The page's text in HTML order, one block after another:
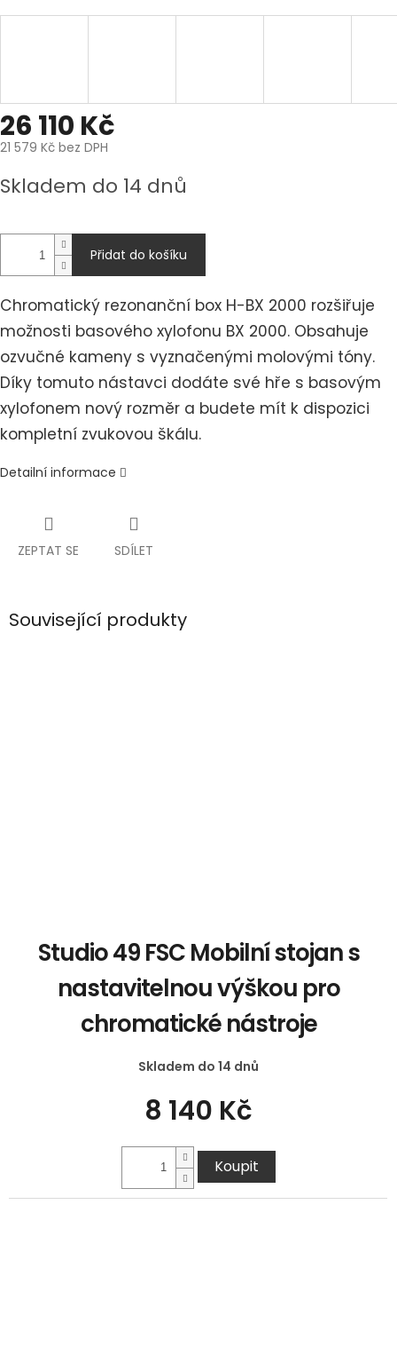
26 110 Kč
21 579 Kč bez DPH
cena:
Skladem do 14 dnů
Přidat do košíku
Chromatický rezonanční box H-BX 2000 rozšiřuje
možnosti basového xylofonu BX 2000. Obsahuje
ozvučné kameny s vyznačenými molovými tóny.
Díky tomuto nástavci dodáte své hře s basovým
xylofonem nový rozměr a budete mít k dispozici
kompletní zvukovou škálu.
Detailní informace
ZEPTAT SE SDÍLET
Související produkty
Studio 49 FSC Mobilní stojan s
nastavitelnou výškou pro
chromatické nástroje
Skladem do 14 dnů
8 140 Kč
Koupit